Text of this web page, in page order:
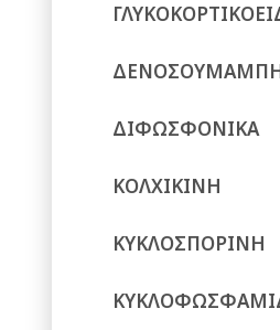
ΔΙΦΩΣΦΟΝΙΚΑ
ΚΟΛΧΙΚΙΝΗ
ΚΥΚΛΟΣΠΟΡΙΝΗ